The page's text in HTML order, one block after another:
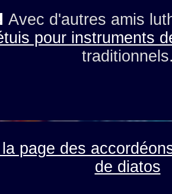
Avec d'autres amis
pour instruments
page des
de diatos